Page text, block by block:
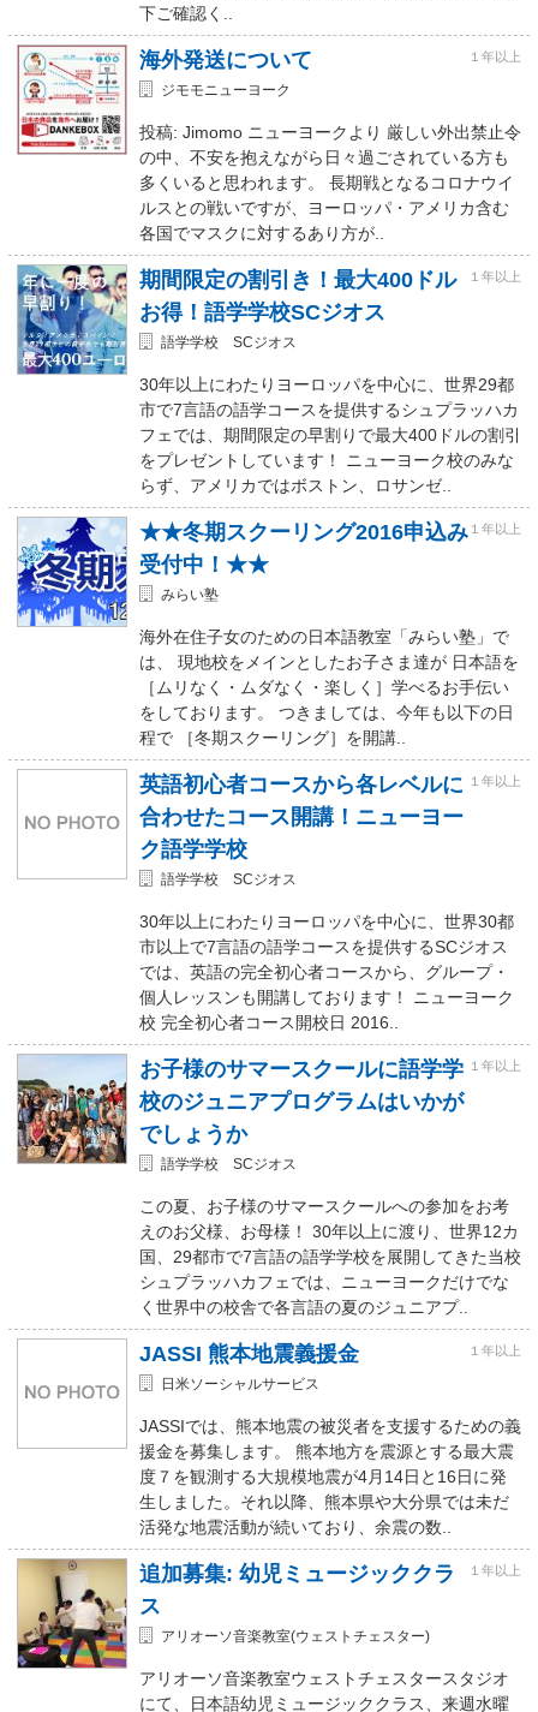
下ご確認く..
海外発送について １年以上
ジモモニューヨーク
投稿: Jimomo ニューヨークより 厳しい外出禁止令
の中、不安を抱えながら日々過ごされている方も
多くいると思われます。 長期戦となるコロナウイ
ルスとの戦いですが、ヨーロッパ・アメリカ含む
各国でマスクに対するあり方が..
期間限定の割引き！最大400ドル
お得！語学学校SCジオス
１年以上
語学学校 SCジオス
30年以上にわたりヨーロッパを中心に、世界29都
市で7言語の語学コースを提供するシュプラッハカ
フェでは、期間限定の早割りで最大400ドルの割引
をプレゼントしています！ ニューヨーク校のみな
らず、アメリカではボストン、ロサンゼ..
★★冬期スクーリング2016申込み
受付中！★★
１年以上
みらい塾
海外在住子女のための日本語教室「みらい塾」で
は、 現地校をメインとしたお子さま達が 日本語を
［ムリなく・ムダなく・楽しく］学べるお手伝い
をしております。 つきましては、今年も以下の日
程で ［冬期スクーリング］を開講..
英語初心者コースから各レベルに
合わせたコース開講！ニューヨー
ク語学学校
１年以上
語学学校 SCジオス
30年以上にわたりヨーロッパを中心に、世界30都
市以上で7言語の語学コースを提供するSCジオス
では、英語の完全初心者コースから、グループ・
個人レッスンも開講しております！ ニューヨーク
校 完全初心者コース開校日 2016..
お子様のサマースクールに語学学
校のジュニアプログラムはいかが
でしょうか
１年以上
語学学校 SCジオス
この夏、お子様のサマースクールへの参加をお考
えのお父様、お母様！ 30年以上に渡り、世界12カ
国、29都市で7言語の語学学校を展開してきた当校
シュプラッハカフェでは、ニューヨークだけでな
く世界中の校舎で各言語の夏のジュニアプ..
JASSI 熊本地震義援金 １年以上
日米ソーシャルサービス
JASSIでは、熊本地震の被災者を支援するための義
援金を募集します。 熊本地方を震源とする最大震
度７を観測する大規模地震が4月14日と16日に発
生しました。それ以降、熊本県や大分県では未だ
活発な地震活動が続いており、余震の数..
追加募集: 幼児ミュージッククラ
ス
１年以上
アリオーソ音楽教室(ウェストチェスター)
アリオーソ音楽教室ウェストチェスタースタジオ
にて、日本語幼児ミュージッククラス、来週水曜